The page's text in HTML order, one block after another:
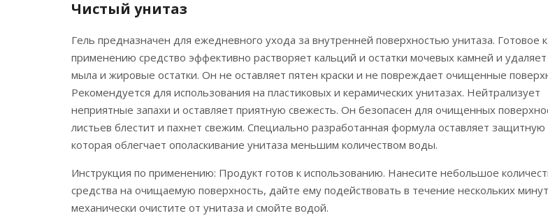
Чистый унитаз
Гель предназначен для ежедневного ухода за внутренней поверхностью унитаза. Готовое к
применению средство эффективно растворяет кальций и остатки мочевых камней и удаляет
мыла и жировые остатки. Он не оставляет пятен краски и не повреждает очищенные
Рекомендуется для использования на пластиковых и керамических унитазах. Нейтрализует
неприятные запахи и оставляет приятную свежесть. Он безопасен для очищенных
листьев блестит и пахнет свежим. Специально разработанная формула оставляет защитную
которая облегчает ополаскивание унитаза меньшим количеством воды.
Инструкция по применению: Продукт готов к использованию. Нанесите небольшое
средства на очищаемую поверхность, дайте ему подействовать в течение нескольких
механически очистите от унитаза и смойте водой.